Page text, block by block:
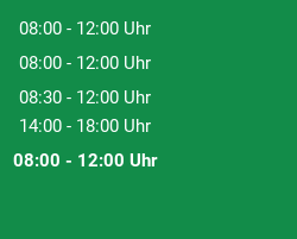
Von 08:00 bis 12:00 Uhr
08:00- 12:00Uhr
Von 08:00 bis 12:00 Uhr
08:00- 12:00Uhr
Von 08:00 bis 12:00 Uhr
08:30- 12:00Uhr
Von 08:30 bis 12:00 Uhr
14:00- 18:00Uhr
Von 14:00 bis 18:00 Uhr
08:00 - 12:00 Uhr